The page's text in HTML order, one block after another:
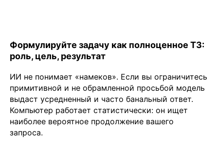
Формулируйте задачу как полноценное ТЗ:
роль, цель, результат
ИИ не понимает «намеков». Если вы ограничитесь
примитивной и не обрамленной просьбой модель
выдаст усредненный и часто банальный ответ.
Компьютер работает статистически: он ищет
наиболее вероятное продолжение вашего
запроса.